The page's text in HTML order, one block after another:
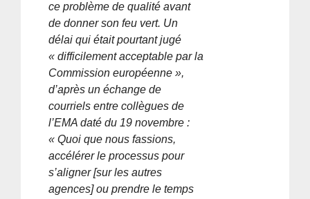
ce problème de qualité avant
de donner son feu vert. Un
délai qui était pourtant jugé
« difficilement acceptable par la
Commission européenne »,
d’après un échange de
courriels entre collègues de
l’EMA daté du 19 novembre :
« Quoi que nous fassions,
accélérer le processus pour
s’aligner [sur les autres
agences] ou prendre le temps